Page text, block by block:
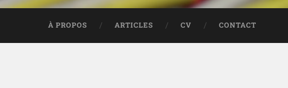
À PROPOS ARTICLES CV CONTACT